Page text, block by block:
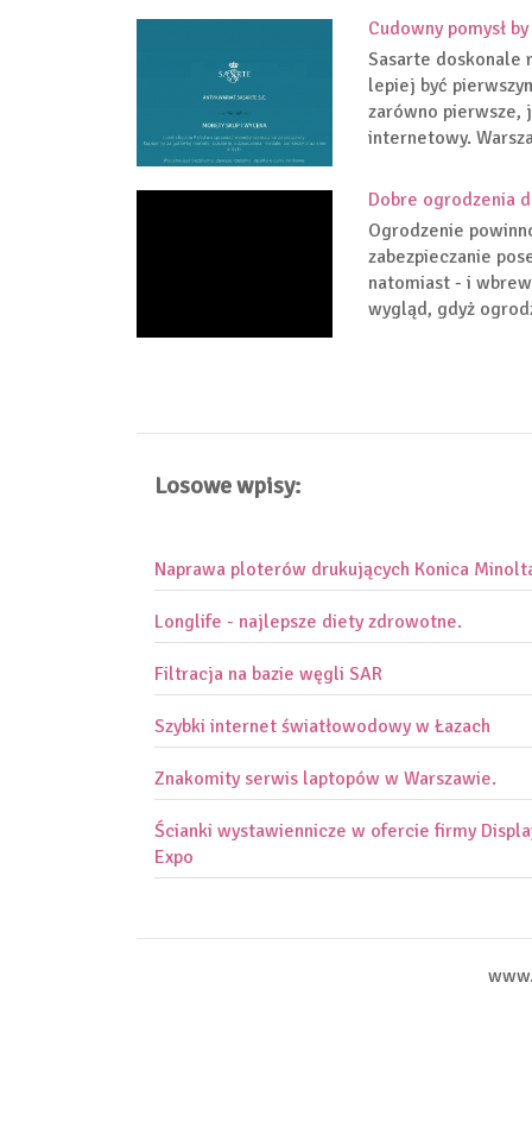
Cudowny pomysł
Sasarte doskonale
lepiej być
zarówno pierwsze,
internetowy.
Dobre ogrodzenia
Ogrodzenie
zabezpieczanie
natomiast - i
wygląd, gdyż
Losowe wpisy:
Naprawa ploterów drukujących Konica
Longlife - najlepsze diety zdrowotne.
Filtracja na bazie węgli SAR
Szybki internet światłowodowy w Łazach
Znakomity serwis laptopów w Warszawie.
Ścianki wystawiennicze w ofercie firmy
Expo